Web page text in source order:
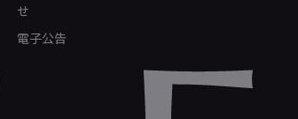
せ
電子公告